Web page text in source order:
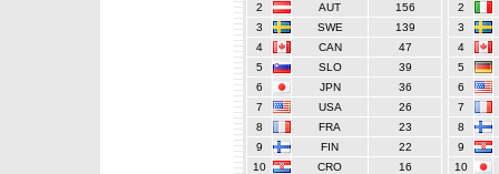
2
AUT
156
3
SWE
139
4
CAN
47
5
SLO
39
6
JPN
36
7
USA
26
8
FRA
23
9
FIN
22
10
CRO
16
2
3
4
5
6
7
8
9
10